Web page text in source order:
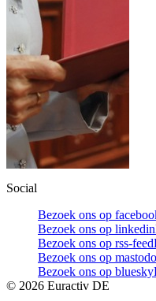
Social
Bezoek ons op
Bezoek ons op linkedin
Bezoek ons op rss-feed
Bezoek ons op
Bezoek ons op bluesky
© 2026 Euractiv DE